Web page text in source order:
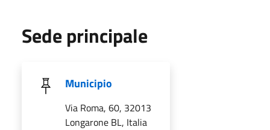
Sede principale
Municipio
Via Roma, 60, 32013
Longarone BL, Italia